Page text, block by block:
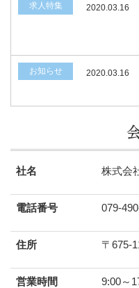
求人特集 2020.03.16
お知らせ 2020.03.16
社名 株式会
電話番号 079-
住所 〒675-
営業時間 9:00～